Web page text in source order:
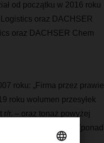
od początku w 2016 roku
oraz DACHSER
oraz DACHSER Chem
roku: „Firma przez prawie
roku wolumen przesyłek
r. – oraz tonaż powyżej
wyniosły 494,4 mln (ponad